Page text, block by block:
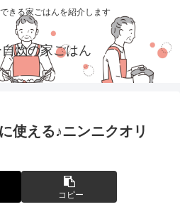
きる家ごはんを紹介します
炊の家ごはん
使える♪ニンニクオリ
コピー